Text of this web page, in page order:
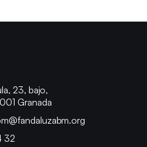
23, bajo,
Granada
32